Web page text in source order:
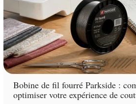
Bobine de fil fourré Parkside :
optimiser votre expérience de